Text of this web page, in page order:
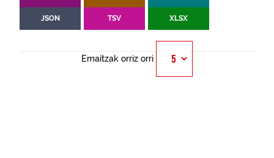
JSON TSV XLSX
Emaitzak orriz orri